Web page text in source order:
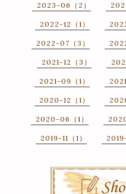
2023-06（2）
2022-12（1）
2022-07（3）
2021-12（3）
2021-09（1）
2020-12（1）
2020-06（1）
2019-11（1）